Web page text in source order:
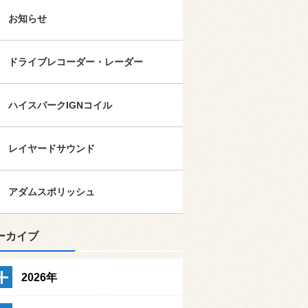
お知らせ
ドライブレコーダー・レーダー
ハイスパークIGNコイル
レイヤードサウンド
アダムスポリッシュ
カイブ
2026年